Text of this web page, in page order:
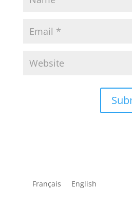
Français English